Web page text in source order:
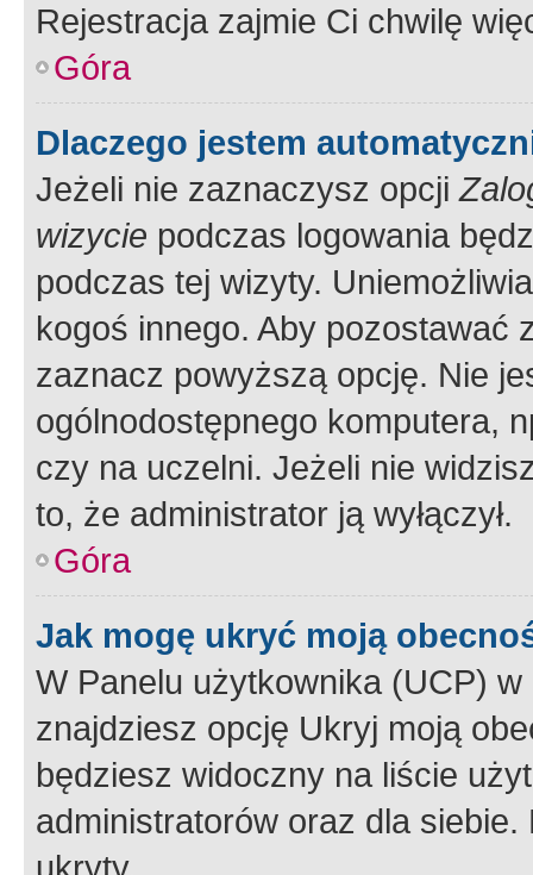
Rejestracja zajmie Ci chwilę
Góra
Dlaczego jestem
Jeżeli nie zaznaczysz opcji
wizycie podczas logowania
podczas tej wizyty.
kogoś innego. Aby pozostawać
zaznacz powyższą opcję. Nie
ogólnodostępnego komputera,
czy na uczelni. Jeżeli nie
to, że administrator ją wyłączył.
Góra
Jak mogę ukryć moją
W Panelu użytkownika (UCP) w
znajdziesz opcję Ukryj moją
będziesz widoczny na liście
administratorów oraz dla